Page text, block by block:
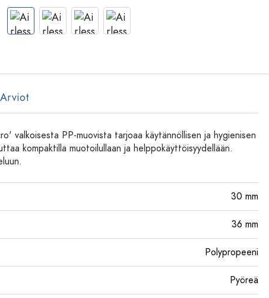
Muovipullot
Arviot
valkoisesta PP-muovista tarjoaa käytännöllisen ja hygienisen
kompaktilla muotoilullaan ja helppokäyttöisyydellään.
30 mm
36 mm
Polypropeeni
Pyöreä